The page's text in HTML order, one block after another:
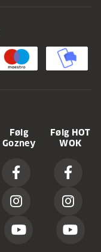
Følg
Gozney
Følg HOT
WOK